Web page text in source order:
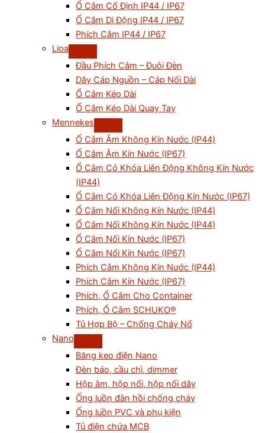
Ổ Cắm Cố Định IP44 / IP67
Ổ Cắm Di Động IP44 / IP67
Phích Cắm IP44 / IP67
Lioa
Đầu Phích Cắm – Đuôi Đèn
Dây Cáp Nguồn – Cáp Nối Dài
Ổ Cắm Kéo Dài
Ổ Cắm Kéo Dài Quay Tay
Mennekes
Ổ Cắm Âm Không Kín Nước (IP44)
Ổ Cắm Âm Kín Nước (IP67)
Ổ Cắm Có Khóa Liên Động Không Kín Nước
(IP44)
Ổ Cắm Có Khóa Liên Động Kín Nước (IP67)
Ổ Cắm Nổi Không Kín Nước (IP44)
Ổ Cắm Nối Không Kín Nước (IP44)
Ổ Cắm Nối Kín Nước (IP67)
Ổ Cắm Nổi Kín Nước (IP67)
Phích Cắm Không Kín Nước (IP44)
Phích Cắm Kín Nước (IP67)
Phích, Ổ Cắm Cho Container
Phích, Ổ Cắm SCHUKO®
Tủ Hợp Bộ – Chống Cháy Nổ
Nano
Băng keo điện Nano
Đèn báo, cầu chì, dimmer
Hộp âm, hộp nổi, hộp nối dây
Ống luồn đàn hồi chống cháy
Ống luồn PVC và phụ kiện
Tủ điện chứa MCB